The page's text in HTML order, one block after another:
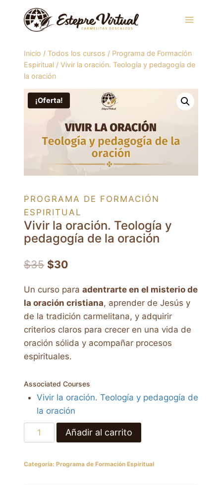
contenido
Inicio / Todos los cursos / Programa de Formación
Espiritual / Vivir la oración. Teología y pedagogía de
la oración
¡Oferta!
PROGRAMA DE FORMACIÓN
ESPIRITUAL
Vivir la oración. Teología y
pedagogía de la oración
$35 El
original
era:
$35.
$30
actual
es:
$30.
Un curso para adentrarte en el misterio de
la oración cristiana, aprender de Jesús y
de la tradición carmelitana, y adquirir
criterios claros para crecer en una vida de
oración sólida y acompañar procesos
espirituales.
Associated Courses
Vivir la oración. Teología y pedagogía de
la oración
Vivir
la
Teología
Añadir al carrito
Categoría: Programa de Formación Espiritual